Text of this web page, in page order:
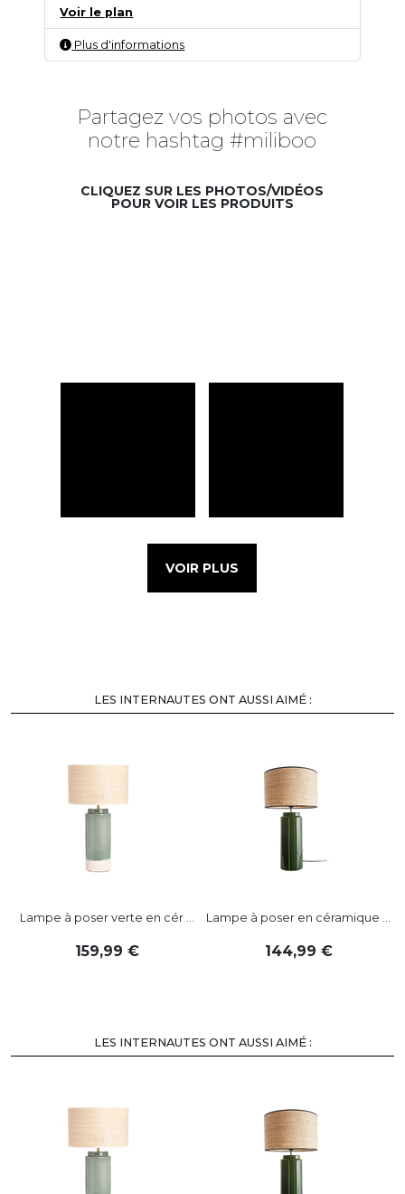
Voir le plan
Plus d'informations
Partagez vos photos avec
notre hashtag #miliboo
CLIQUEZ SUR LES PHOTOS/VIDÉOS
POUR VOIR LES PRODUITS
VOIR PLUS
LES INTERNAUTES ONT AUSSI AIMÉ :
Lampe à poser verte en cér ...
159,99
Lampe à poser en céramique ...
144,99
LES INTERNAUTES ONT AUSSI AIMÉ :